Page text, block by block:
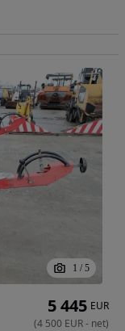
1 / 5
5 445 EUR
(4 500 EUR- net)